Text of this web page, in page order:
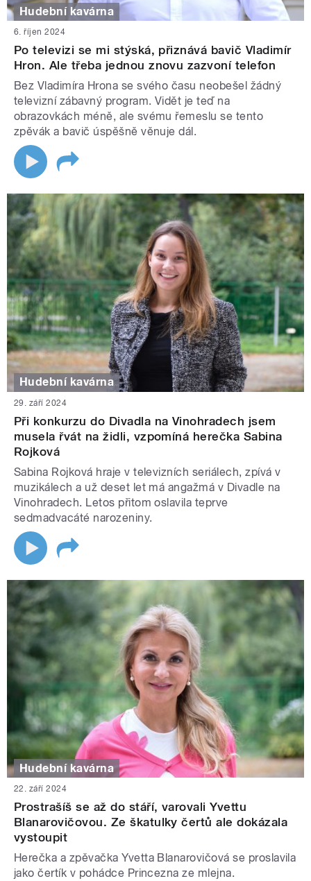
Hudební kavárna
6. říjen 2024
Po televizi se mi stýská, přiznává bavič Vladimír
Hron. Ale třeba jednou znovu zazvoní telefon
Bez Vladimíra Hrona se svého času neobešel žádný
televizní zábavný program. Vidět je teď na
obrazovkách méně, ale svému řemeslu se tento
zpěvák a bavič úspěšně věnuje dál.
Hudební kavárna
29. září 2024
Při konkurzu do Divadla na Vinohradech jsem
musela řvát na židli, vzpomíná herečka Sabina
Rojková
Sabina Rojková hraje v televizních seriálech, zpívá v
muzikálech a už deset let má angažmá v Divadle na
Vinohradech. Letos přitom oslavila teprve
sedmadvacáté narozeniny.
Hudební kavárna
22. září 2024
Prostrašíš se až do stáří, varovali Yvettu
Blanarovičovou. Ze škatulky čertů ale dokázala
vystoupit
Herečka a zpěvačka Yvetta Blanarovičová se proslavila
jako čertík v pohádce Princezna ze mlejna.